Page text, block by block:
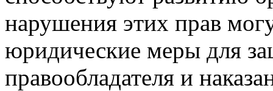
нарушения этих прав
юридические меры для
правообладателя и